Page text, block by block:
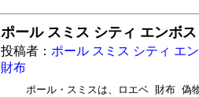
ポール スミス シティ エンボ
投稿者： ポール スミス シティ エ
財布
ポール・スミスは、ロエベ 財布 偽